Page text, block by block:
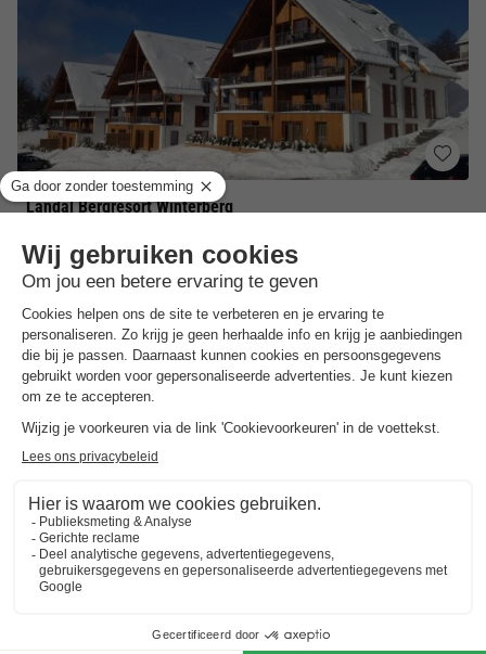
Landal Bergresort Winterberg
Zeer goed
Aan de rand van Winterberg
Kleinschalig complex met nieuwe appartementen
Zowel in de zomer als winter een heerlijke…
APPARTEMENT 4 personen
Van 10 tot 13 nov, 3 nachten, Vanaf
€ 205,42
Bekijk alle accommodaties (3)
Trustpilot beoordelingen
Al 10.064+ reizigers gingen je voor! —
vakantie bij het boeken“(Emy) ·4.5 / 5 op